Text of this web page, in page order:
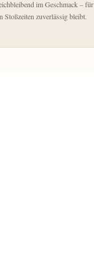
im Geschmack – für
Stoßzeiten zuverlässig bleibt.